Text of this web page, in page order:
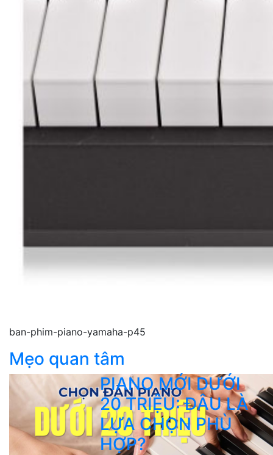
ban-phim-piano-yamaha-p45
Mẹo quan tâm
PIANO MỚI DƯỚI
20 TRIỆU: ĐÂU LÀ
LỰA CHỌN PHÙ
HỢP?